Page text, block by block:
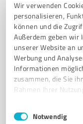
Wir verwenden
personalisieren,
können und die
Außerdem geben wir
unserer Website an
Werbung und
Informationen
zusammen, die Sie
Rahmen Ihrer
Impressum
Einwilligungsauswahl
Notwendig
5